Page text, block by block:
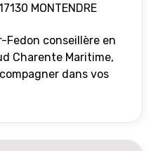
MONTENDRE
Fedon conseillère en
Charente Maritime,
dans vos